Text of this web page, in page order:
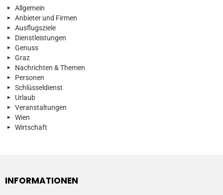
Allgemein
Anbieter und Firmen
Ausflugsziele
Dienstleistungen
Genuss
Graz
Nachrichten & Themen
Personen
Schlüsseldienst
Urlaub
Veranstaltungen
Wien
Wirtschaft
INFORMATIONEN